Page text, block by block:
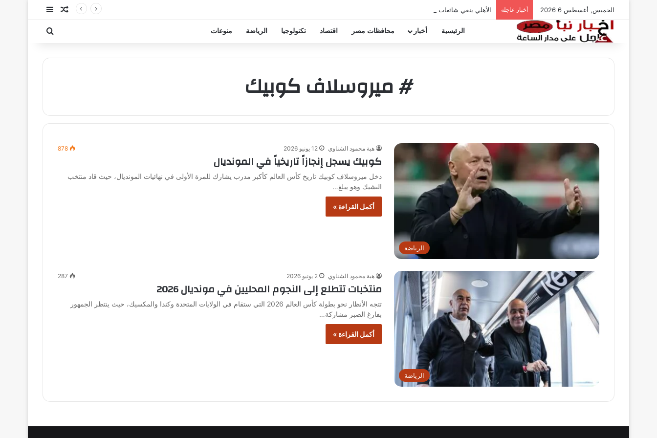
الخميس, أغسطس 6 2026 أخبار عاجلة الأهلي ينفي شائعات تخفيض عقود زيزو والشناوي مقال عشوائي
إضافة عمود
الرئيسية أخبار محافظات مصر اقتصاد تكنولوجيا الرياضة منوعات بحث عن
# ميروسلاف كوبيك
الرياضة
هبة محمود الشناوي 12 يونيو 2026 878
كوبيك يسجل إنجازاً تاريخياً في المونديال
دخل ميروسلاف كوبيك تاريخ كأس العالم كأكبر مدرب يشارك للمرة الأولى في نهائيات المونديال، حيث قاد منتخب
التشيك وهو يبلغ…
أكمل القراءة »
الرياضة
هبة محمود الشناوي 2 يونيو 2026 287
منتخبات تتطلع إلى النجوم المحليين في مونديال 2026
تتجه الأنظار نحو بطولة كأس العالم 2026 التي ستقام في الولايات المتحدة وكندا والمكسيك، حيث ينتظر الجمهور
بفارغ الصبر مشاركة…
أكمل القراءة »